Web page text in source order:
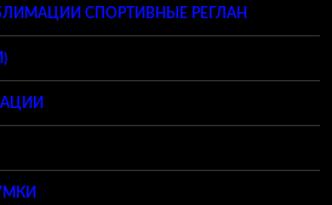
СПОРТИВНЫЕ РЕГЛАН